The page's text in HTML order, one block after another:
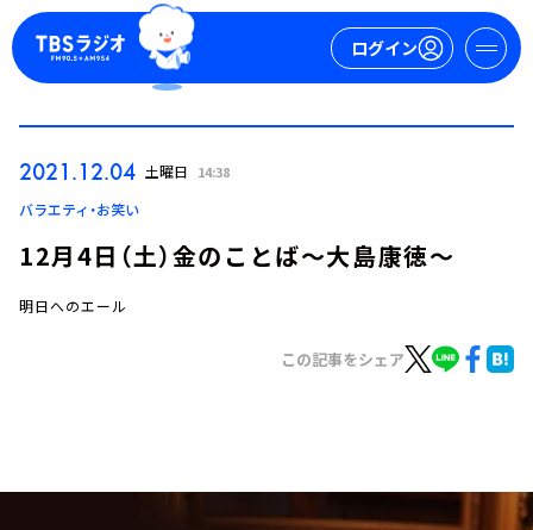
ログイン
ログイン
トピックス
2021.12.04 土曜日 14:38
バラエティ・お笑い
12月4日（土）金のことば～大島康徳～
明日へのエール
この記事をシェア